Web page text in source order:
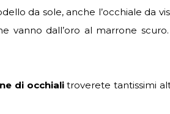
da sole, anche l’occhiale da
vanno dall’oro al marrone
di occhialitroverete tantissimi